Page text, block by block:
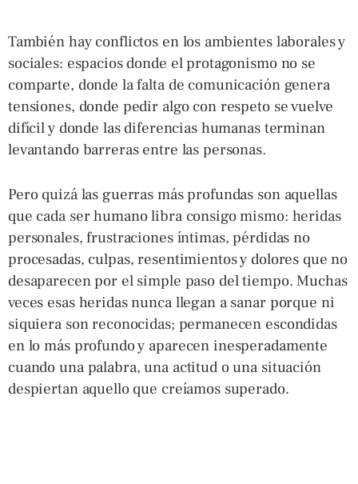
También hay conflictos en los ambientes laborales y
sociales: espacios donde el protagonismo no se
comparte, donde la falta de comunicación genera
tensiones, donde pedir algo con respeto se vuelve
difícil y donde las diferencias humanas terminan
levantando barreras entre las personas.
Pero quizá las guerras más profundas son aquellas
que cada ser humano libra consigo mismo: heridas
personales, frustraciones íntimas, pérdidas no
procesadas, culpas, resentimientos y dolores que no
desaparecen por el simple paso del tiempo. Muchas
veces esas heridas nunca llegan a sanar porque ni
siquiera son reconocidas; permanecen escondidas
en lo más profundo y aparecen inesperadamente
cuando una palabra, una actitud o una situación
despiertan aquello que creíamos superado.